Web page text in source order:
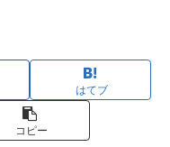
はてブ
コピー